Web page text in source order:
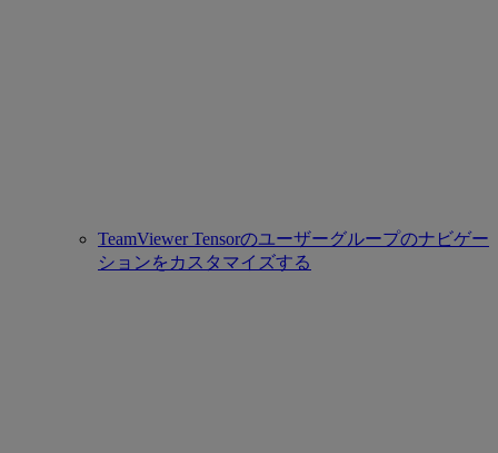
TeamViewer Tensorのユーザーグループのナビゲー
ションをカスタマイズする